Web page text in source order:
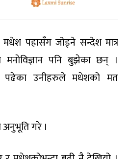
मधेश पहासँग जोड्ने सन्देश मात्र
पनि बुझेका छन् ।
पढेका उनीहरुले मधेशको मत
अनुभूति गरे ।